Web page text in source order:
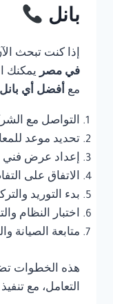
بانل
إذا كنت تبحث
في مصر يمكنك
مع أفضل أي بانل
التواصل مع
تحديد موعد
إعداد عرض فني
الاتفاق على
بدء التوريد
اختبار النظام
متابعة الصيانة
هذه الخطوات
التعامل، مع